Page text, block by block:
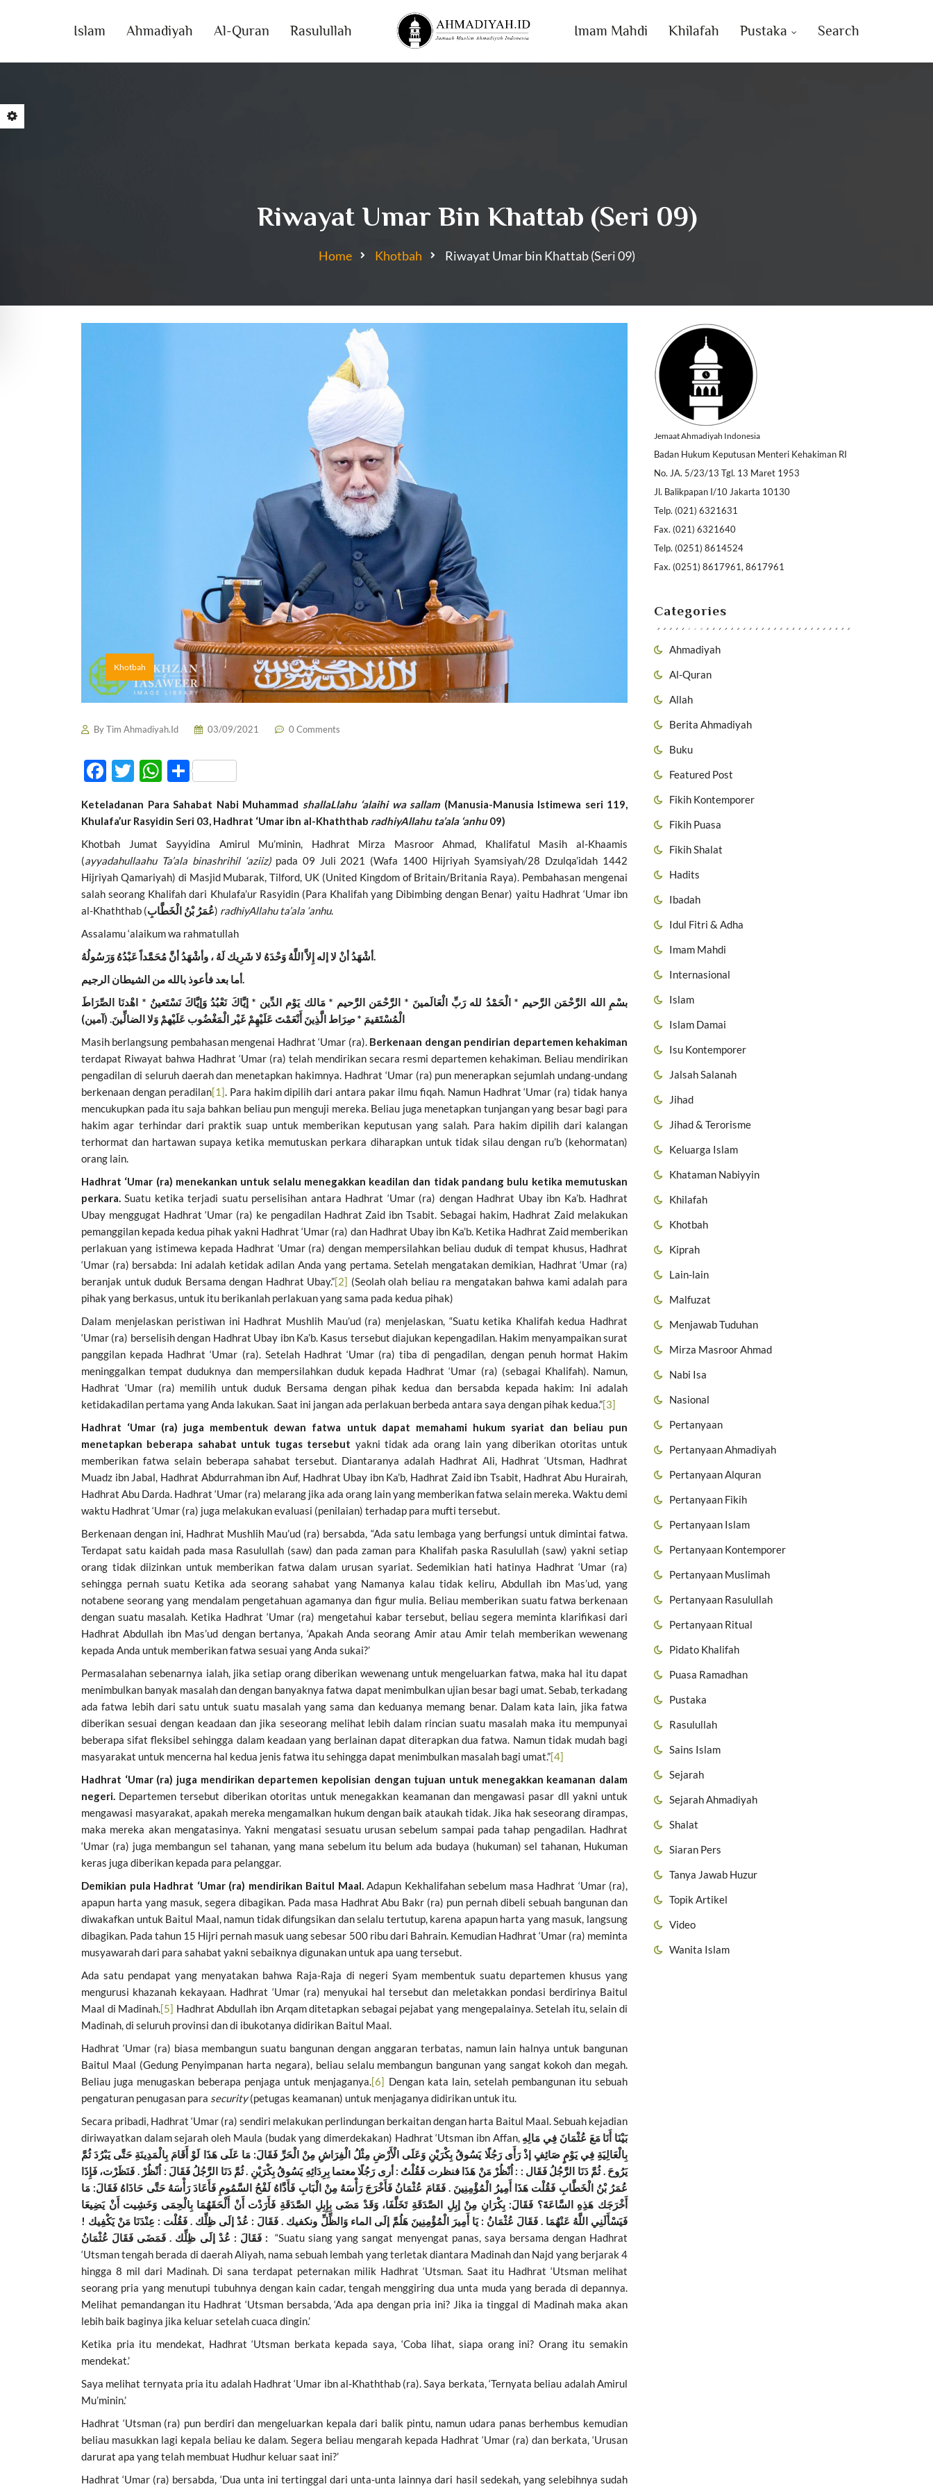
Islam Ahmadiyah Al-Quran Rasulullah Imam Mahdi Khilafah Pustaka Search
Riwayat Umar Bin Khattab (Seri 09)
Home Khotbah Riwayat Umar bin Khattab (Seri 09)
Jemaat Ahmadiyah Indonesia
Badan Hukum Keputusan Menteri Kehakiman RI
No. JA. 5/23/13 Tgl. 13 Maret 1953
Jl. Balikpapan I/10 Jakarta 10130
Telp. (021) 6321631
Fax. (021) 6321640
Telp. (0251) 8614524
Fax. (0251) 8617961, 8617961
Categories
Ahmadiyah
Al-Quran
Allah
Berita Ahmadiyah
Buku
Featured Post
Fikih Kontemporer
Fikih Puasa
Fikih Shalat
Hadits
Ibadah
Idul Fitri & Adha
Imam Mahdi
Internasional
Islam
Islam Damai
Isu Kontemporer
Jalsah Salanah
Jihad
Jihad & Terorisme
Keluarga Islam
Khataman Nabiyyin
Khilafah
Khotbah
Kiprah
Lain-lain
Malfuzat
Menjawab Tuduhan
Mirza Masroor Ahmad
Nabi Isa
Nasional
Pertanyaan
Pertanyaan Ahmadiyah
Pertanyaan Alquran
Pertanyaan Fikih
Pertanyaan Islam
Pertanyaan Kontemporer
Pertanyaan Muslimah
Pertanyaan Rasulullah
Pertanyaan Ritual
Pidato Khalifah
Puasa Ramadhan
Pustaka
Rasulullah
Sains Islam
Sejarah
Sejarah Ahmadiyah
Shalat
Siaran Pers
Tanya Jawab Huzur
Topik Artikel
Video
Wanita Islam
Khotbah
ByTim Ahmadiyah.Id 03/09/2021 0 Comments
F
e
b
o
o
k
T
itt
er
W
at
s
A
p
p
S
ar
e
Keteladanan Para Sahabat Nabi Muhammad shallaLlahu ‘alaihi wa sallam (Manusia-Manusia Istimewa seri 119,
Khulafa’ur Rasyidin Seri 03, Hadhrat ‘Umar ibn al-Khaththab radhiyAllahu ta’ala ‘anhu09)
Khotbah Jumat Sayyidina Amirul Mu’minin, Hadhrat Mirza Masroor Ahmad, Khalifatul Masih al-Khaamis
(ayyadahullaahu Ta’ala binashrihil ‘aziiz) pada 09 Juli 2021 (Wafa 1400 Hijriyah Syamsiyah/28 Dzulqa’idah 1442
Hijriyah Qamariyah) di Masjid Mubarak, Tilford, UK (United Kingdom of Britain/Britania Raya). Pembahasan mengenai
salah seorang Khalifah dari Khulafa’ur Rasyidin (Para Khalifah yang Dibimbing dengan Benar) yaitu Hadhrat ‘Umar ibn
al-Khaththab (عُمَرُ بْنُ الْخَطَّابِ) radhiyAllahu ta’ala ‘anhu.
Assalamu ‘alaikum wa rahmatullah
أشْهَدُ أنْ لا إله إِلاَّ اللَّهُ وَحْدَهُ لا شَرِيك لَهُ ، وأشْهَدُ أنَّ مُحَمَّداً عَبْدُهُ وَرَسُولُهُ.
أما بعد فأعوذ بالله من الشيطان الرجيم.
بسْمِ الله الرَّحْمَن الرَّحيم * الْحَمْدُ لله رَبِّ الْعَالَمينَ * الرَّحْمَن الرَّحيم * مَالك يَوْم الدِّين * إيَّاكَ نَعْبُدُ وَإيَّاكَ نَسْتَعينُ * اهْدنَا الصِّرَاطَ
الْمُسْتَقيمَ * صِرَاط الَّذِينَ أَنْعَمْتَ عَلَيْهِمْ غَيْر الْمَغْضُوب عَلَيْهمْ وَلا الضالِّينَ. (آمين)
Masih berlangsung pembahasan mengenai Hadhrat ‘Umar (ra). Berkenaan dengan pendirian departemen kehakiman
terdapat Riwayat bahwa Hadhrat ‘Umar (ra) telah mendirikan secara resmi departemen kehakiman. Beliau mendirikan
pengadilan di seluruh daerah dan menetapkan hakimnya. Hadhrat ‘Umar (ra) pun menerapkan sejumlah undang-undang
berkenaan dengan peradilan[1]. Para hakim dipilih dari antara pakar ilmu fiqah. Namun Hadhrat ‘Umar (ra) tidak hanya
mencukupkan pada itu saja bahkan beliau pun menguji mereka. Beliau juga menetapkan tunjangan yang besar bagi para
hakim agar terhindar dari praktik suap untuk memberikan keputusan yang salah. Para hakim dipilih dari kalangan
terhormat dan hartawan supaya ketika memutuskan perkara diharapkan untuk tidak silau dengan ru’b (kehormatan)
orang lain.
Hadhrat ‘Umar (ra) menekankan untuk selalu menegakkan keadilan dan tidak pandang bulu ketika memutuskan
perkara. Suatu ketika terjadi suatu perselisihan antara Hadhrat ‘Umar (ra) dengan Hadhrat Ubay ibn Ka’b. Hadhrat
Ubay menggugat Hadhrat ‘Umar (ra) ke pengadilan Hadhrat Zaid ibn Tsabit. Sebagai hakim, Hadhrat Zaid melakukan
pemanggilan kepada kedua pihak yakni Hadhrat ‘Umar (ra) dan Hadhrat Ubay ibn Ka’b. Ketika Hadhrat Zaid memberikan
perlakuan yang istimewa kepada Hadhrat ‘Umar (ra) dengan mempersilahkan beliau duduk di tempat khusus, Hadhrat
‘Umar (ra) bersabda: Ini adalah ketidak adilan Anda yang pertama. Setelah mengatakan demikian, Hadhrat ‘Umar (ra)
beranjak untuk duduk Bersama dengan Hadhrat Ubay.”[2] (Seolah olah beliau ra mengatakan bahwa kami adalah para
pihak yang berkasus, untuk itu berikanlah perlakuan yang sama pada kedua pihak)
Dalam menjelaskan peristiwan ini Hadhrat Mushlih Mau’ud (ra) menjelaskan, “Suatu ketika Khalifah kedua Hadhrat
‘Umar (ra) berselisih dengan Hadhrat Ubay ibn Ka’b. Kasus tersebut diajukan kepengadilan. Hakim menyampaikan surat
panggilan kepada Hadhrat ‘Umar (ra). Setelah Hadhrat ‘Umar (ra) tiba di pengadilan, dengan penuh hormat Hakim
meninggalkan tempat duduknya dan mempersilahkan duduk kepada Hadhrat ‘Umar (ra) (sebagai Khalifah). Namun,
Hadhrat ‘Umar (ra) memilih untuk duduk Bersama dengan pihak kedua dan bersabda kepada hakim: Ini adalah
ketidakadilan pertama yang Anda lakukan. Saat ini jangan ada perlakuan berbeda antara saya dengan pihak kedua.”[3]
Hadhrat ‘Umar (ra) juga membentuk dewan fatwa untuk dapat memahami hukum syariat dan beliau pun
menetapkan beberapa sahabat untuk tugas tersebut yakni tidak ada orang lain yang diberikan otoritas untuk
memberikan fatwa selain beberapa sahabat tersebut. Diantaranya adalah Hadhrat Ali, Hadhrat ‘Utsman, Hadhrat
Muadz ibn Jabal, Hadhrat Abdurrahman ibn Auf, Hadhrat Ubay ibn Ka’b, Hadhrat Zaid ibn Tsabit, Hadhrat Abu Hurairah,
Hadhrat Abu Darda. Hadhrat ‘Umar (ra) melarang jika ada orang lain yang memberikan fatwa selain mereka. Waktu demi
waktu Hadhrat ‘Umar (ra) juga melakukan evaluasi (penilaian) terhadap para mufti tersebut.
Berkenaan dengan ini, Hadhrat Mushlih Mau’ud (ra) bersabda, “Ada satu lembaga yang berfungsi untuk dimintai fatwa.
Terdapat satu kaidah pada masa Rasulullah (saw) dan pada zaman para Khalifah paska Rasulullah (saw) yakni setiap
orang tidak diizinkan untuk memberikan fatwa dalam urusan syariat. Sedemikian hati hatinya Hadhrat ‘Umar (ra)
sehingga pernah suatu Ketika ada seorang sahabat yang Namanya kalau tidak keliru, Abdullah ibn Mas’ud, yang
notabene seorang yang mendalam pengetahuan agamanya dan figur mulia. Beliau memberikan suatu fatwa berkenaan
dengan suatu masalah. Ketika Hadhrat ‘Umar (ra) mengetahui kabar tersebut, beliau segera meminta klarifikasi dari
Hadhrat Abdullah ibn Mas’ud dengan bertanya, ‘Apakah Anda seorang Amir atau Amir telah memberikan wewenang
kepada Anda untuk memberikan fatwa sesuai yang Anda sukai?’
Permasalahan sebenarnya ialah, jika setiap orang diberikan wewenang untuk mengeluarkan fatwa, maka hal itu dapat
menimbulkan banyak masalah dan dengan banyaknya fatwa dapat menimbulkan ujian besar bagi umat. Sebab, terkadang
ada fatwa lebih dari satu untuk suatu masalah yang sama dan keduanya memang benar. Dalam kata lain, jika fatwa
diberikan sesuai dengan keadaan dan jika seseorang melihat lebih dalam rincian suatu masalah maka itu mempunyai
beberapa sifat fleksibel sehingga dalam keadaan yang berlainan dapat diterapkan dua fatwa. Namun tidak mudah bagi
masyarakat untuk mencerna hal kedua jenis fatwa itu sehingga dapat menimbulkan masalah bagi umat.”[4]
Hadhrat ‘Umar (ra) juga mendirikan departemen kepolisian dengan tujuan untuk menegakkan keamanan dalam
negeri. Departemen tersebut diberikan otoritas untuk menegakkan keamanan dan mengawasi pasar dll yakni untuk
mengawasi masyarakat, apakah mereka mengamalkan hukum dengan baik ataukah tidak. Jika hak seseorang dirampas,
maka mereka akan mengatasinya. Yakni mengatasi sesuatu urusan sebelum sampai pada tahap pengadilan. Hadhrat
‘Umar (ra) juga membangun sel tahanan, yang mana sebelum itu belum ada budaya (hukuman) sel tahanan, Hukuman
keras juga diberikan kepada para pelanggar.
Demikian pula Hadhrat ‘Umar (ra) mendirikan Baitul Maal.Adapun Kekhalifahan sebelum masa Hadhrat ‘Umar (ra),
apapun harta yang masuk, segera dibagikan. Pada masa Hadhrat Abu Bakr (ra) pun pernah dibeli sebuah bangunan dan
diwakafkan untuk Baitul Maal, namun tidak difungsikan dan selalu tertutup, karena apapun harta yang masuk, langsung
dibagikan. Pada tahun 15 Hijri pernah masuk uang sebesar 500 ribu dari Bahrain. Kemudian Hadhrat ‘Umar (ra) meminta
musyawarah dari para sahabat yakni sebaiknya digunakan untuk apa uang tersebut.
Ada satu pendapat yang menyatakan bahwa Raja-Raja di negeri Syam membentuk suatu departemen khusus yang
mengurusi khazanah kekayaan. Hadhrat ‘Umar (ra) menyukai hal tersebut dan meletakkan pondasi berdirinya Baitul
Maal di Madinah.[5] Hadhrat Abdullah ibn Arqam ditetapkan sebagai pejabat yang mengepalainya. Setelah itu, selain di
Madinah, di seluruh provinsi dan di ibukotanya didirikan Baitul Maal.
Hadhrat ‘Umar (ra) biasa membangun suatu bangunan dengan anggaran terbatas, namun lain halnya untuk bangunan
Baitul Maal (Gedung Penyimpanan harta negara), beliau selalu membangun bangunan yang sangat kokoh dan megah.
Beliau juga menugaskan beberapa penjaga untuk menjaganya.[6] Dengan kata lain, setelah pembangunan itu sebuah
pengaturan penugasan para security (petugas keamanan) untuk menjaganya didirikan untuk itu.
Secara pribadi, Hadhrat ‘Umar (ra) sendiri melakukan perlindungan berkaitan dengan harta Baitul Maal. Sebuah kejadian
diriwayatkan dalam sejarah oleh Maula (budak yang dimerdekakan) Hadhrat ‘Utsman ibn Affan, بَيْنَا أَنَا مَعَ عُثْمَانَ فِي مَالِهِ
بِالْعَالِيَةِ فِي يَوْمٍ صَائِفٍ إذْ رَأَى رَجُلًا يَسُوقُ بِكْرَيْنِ وَعَلَى الْأَرْضِ مِثْلُ الْفِرَاشِ مِنْ الْحَرِّ فَقَالَ: مَا عَلَى هَذَا لَوْ أَقَامَ بِالْمَدِينَةِ حَتَّى يَبْرُدَ ثُمَّ
يَرُوحَ . ثُمَّ دَنَا الرَّجُلُ فَقَال : : اُنْظُرْ مَنْ هَذَا فنظرت فَقُلْتُ : أرى رَجُلًا معتما بِرِدَائِهِ يَسُوقُ بِكْرَيْنِ . ثُمَّ دَنَا الرَّجُلُ فَقَالَ : اُنْظُرْ . فَنَظَرْت، فَإِذَا
عُمَرُ بْنُ الْخَطَّابِ فَقُلْت هَذَا أَمِيرُ الْمُؤْمِنِينَ . فَقَامَ عُثْمَانُ فَأَخْرَجَ رَأْسَهُ مِنْ الْبَابِ فَأَدَّاهُ لَفْحُ السَّمُومِ فَأَعَادَ رَأْسَهُ حَتَّى حَاذَاهُ فَقَالَ: مَا
أَخْرَجَك هَذِهِ السَّاعَةَ؟ فَقَالَ: بِكْرَانِ مِنْ إبِلِ الصَّدَقَةِ تَخَلَّفَا، وَقَدْ مَضَى بِإِبِلِ الصَّدَقَةِ فَأَرَدْت أَنْ أَلْحَقَهُمَا بِالْحِمَى وَخَشِيت أَنْ يَضِيعَا
فَيَسْأَلَنِي اللَّهُ عَنْهُمَا . فَقَالَ عُثْمَانُ : يَا أَمِيرَ الْمُؤْمِنِينَ هَلُمَّ إلَى الماء وَالظِّلِّ ونكفيك . فَقَالَ : عُدْ إلَى ظِلِّك . فَقُلْت : عِنْدَنَا مَنْ يَكْفِيك !
فَقَالَ : عُدْ إلَى ظِلِّك . فَمَضَى فَقَالَ عُثْمَانُ :
“Suatu siang yang sangat menyengat panas, saya bersama dengan Hadhrat
‘Utsman tengah berada di daerah Aliyah, nama sebuah lembah yang terletak diantara Madinah dan Najd yang berjarak 4
hingga 8 mil dari Madinah. Di sana terdapat peternakan milik Hadhrat ‘Utsman. Saat itu Hadhrat ‘Utsman melihat
seorang pria yang menutupi tubuhnya dengan kain cadar, tengah menggiring dua unta muda yang berada di depannya.
Melihat pemandangan itu Hadhrat ‘Utsman bersabda, ‘Ada apa dengan pria ini? Jika ia tinggal di Madinah maka akan
lebih baik baginya jika keluar setelah cuaca dingin.’
Ketika pria itu mendekat, Hadhrat ‘Utsman berkata kepada saya, ‘Coba lihat, siapa orang ini? Orang itu semakin
mendekat.’
Saya melihat ternyata pria itu adalah Hadhrat ‘Umar ibn al-Khaththab (ra). Saya berkata, ‘Ternyata beliau adalah Amirul
Mu’minin.’
Hadhrat ‘Utsman (ra) pun berdiri dan mengeluarkan kepala dari balik pintu, namun udara panas berhembus kemudian
beliau masukkan lagi kepala beliau ke dalam. Segera beliau mengarah kepada Hadhrat ‘Umar (ra) dan berkata, ‘Urusan
darurat apa yang telah membuat Hudhur keluar saat ini?’
Hadhrat ‘Umar (ra) bersabda, ‘Dua unta ini tertinggal dari unta-unta lainnya dari hasil sedekah, yang selebihnya sudah